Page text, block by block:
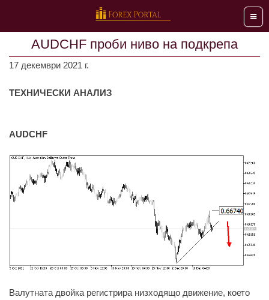
Меню
AUDCHF проби ниво на подкрепа
17 декември 2021 г.
ТЕХНИЧЕСКИ АНАЛИЗ
AUDCHF
Валутната двойка регистрира низходящо движение, което